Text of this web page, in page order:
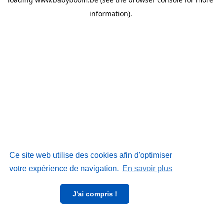
Ce site web utilise des cookies afin d'optimiser
votre expérience de navigation. En savoir plus
J'ai compris !
information).